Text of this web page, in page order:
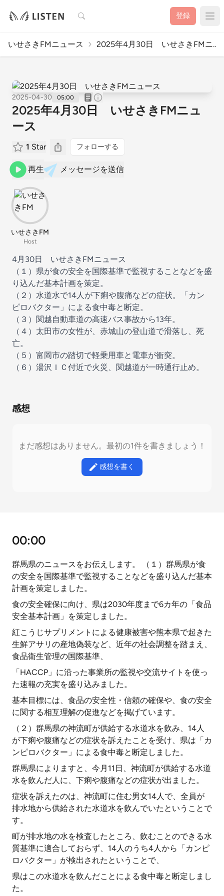
検索 登録
いせさきFMニュース 2025年4月30日 いせさきFMニ..
2025-04-30 05:00
2025年4月30日 いせさきFMニュ
ース
1 Star フォローする
再生 メッセージを送信
いせさきFM
Host
4月30日 いせさきFMニュース
（１）県が食の安全を国際基準で監視することなどを盛
り込んだ基本計画を策定。
（２）水道水で14人が下痢や腹痛などの症状。「カン
ピロバクター」による食中毒と断定。
（３）関越自動車道の高速バス事故から13年。
（４）太田市の女性が、赤城山の登山道で滑落し、死
亡。
（５）富岡市の踏切で軽乗用車と電車が衝突。
（６）湯沢ＩＣ付近で火災、関越道が一時通行止め。
感想
まだ感想はありません。最初の1件を書きましょう！
感想を書く
00:00
群馬県のニュースをお伝えします。 （１）群馬県が食
の安全を国際基準で監視することなどを盛り込んだ基本
計画を策定しました。
食の安全確保に向け、県は2030年度まで6カ年の「食品
安全基本計画」を策定しました。
紅こうじサプリメントによる健康被害や熊本県で起きた
生鮮アサリの産地偽装など、近年の社会調整を踏まえ、
食品衛生管理の国際基準、
「HACCP」に沿った事業所の監視や交流サイトを使っ
た速報の充実を盛り込みました。
基本目標には、食品の安全性・信頼の確保や、食の安全
に関する相互理解の促進などを掲げています。
（２）群馬県の神流町が供給する水道水を飲み、14人
が下痢や腹痛などの症状を訴えたことを受け、県は「カ
ンピロバクター」による食中毒と断定しました。
群馬県によりますと、今月11日、神流町が供給する水道
水を飲んだ人に、下痢や腹痛などの症状が出ました。
症状を訴えたのは、神流町に住む男女14人で、全員が
排水地から供給された水道水を飲んでいたということで
す。
町が排水地の水を検査したところ、飲むことのできる水
質基準に適合しておらず、14人のうち4人から「カンピ
ロバクター」が検出されたということで、
県はこの水道水を飲んだことによる食中毒と断定しまし
た。